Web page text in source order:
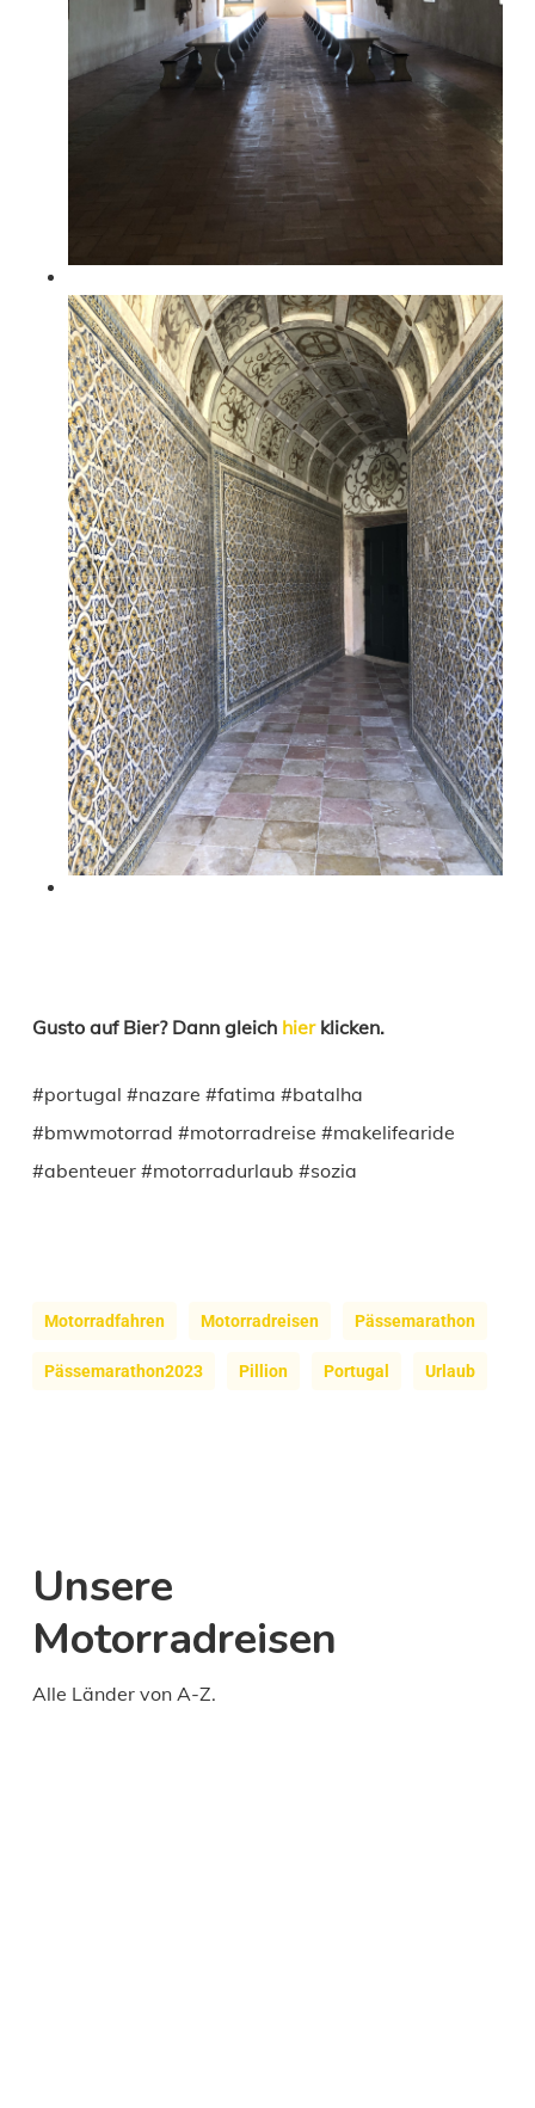
Gusto auf Bier? Dann gleich hierklicken.
#portugal #nazare #fatima #batalha
#bmwmotorrad #motorradreise #makelifearide
#abenteuer #motorradurlaub #sozia
Motorradfahren Motorradreisen Pässemarathon
Pässemarathon2023 Pillion Portugal Urlaub
Unsere
Motorradreisen
Alle Länder von A-Z.